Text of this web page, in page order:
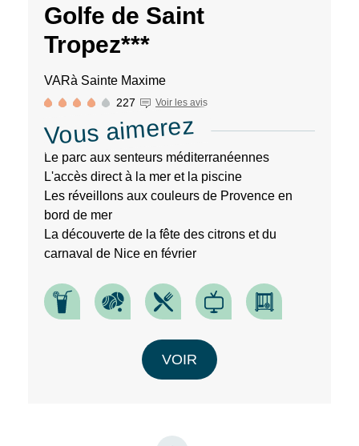
Golfe de Saint
Tropez***
VARà Sainte Maxime
227 Voir les avis
Vous aimerez
Le parc aux senteurs méditerranéennes
L'accès direct à la mer et la piscine
Les réveillons aux couleurs de Provence en
bord de mer
La découverte de la fête des citrons et du
carnaval de Nice en février
VOIR